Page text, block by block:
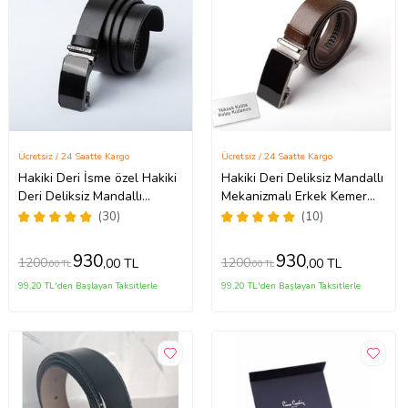
Hakiki Deri İsme özel Hakiki
Deri Deliksiz Mandallı
Mekanizmalı Erkek Kemer
(30)
Ücretsiz / 24 Saatte Kargo
1200,00 TL 930,00 TL
99,20 TL'den Başlayan Taksitlerle
Hakiki Deri Deliksiz Mandallı
Mekanizmalı Erkek Kemer
İsme Özel çakmak hediyeli
(10)
Ücretsiz / 24 Saatte Kargo
1200,00 TL 930,00 TL
99,20 TL'den Başlayan Taksitlerle